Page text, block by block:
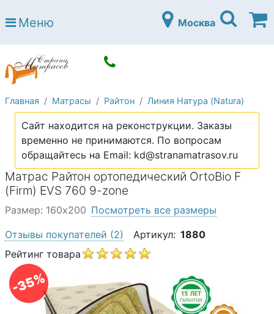
Страна матрасов
Open submenu (Матрасы)
Open submenu (Кровати)
Кровати
Open submenu (Аксессуары)
Open submenu (Диваны)
Диваны
Open submenu (Постельное белье)
Постельное белье
Open submenu (Мебель)
Мебель
Open submenu (Основания)
Основания
Детские матрасы
Детские кровати
Open submenu (Шкафы)
Шкафы
О компании
Контакты
Меню Москва
Главная Матрасы Райтон Линия Натура (Natura)
Сайт находится на реконструкции. Заказы
временно не принимаются. По вопросам
обращайтесь на Email: kd@stranamatrasov.ru
Матрас Райтон ортопедический OrtoBio F
(Firm) EVS 760 9-zone
-35%
Размер: 160х200 Посмотреть все размеры
Отзывы покупателей (2) Артикул: 1880
Рейтинг товара